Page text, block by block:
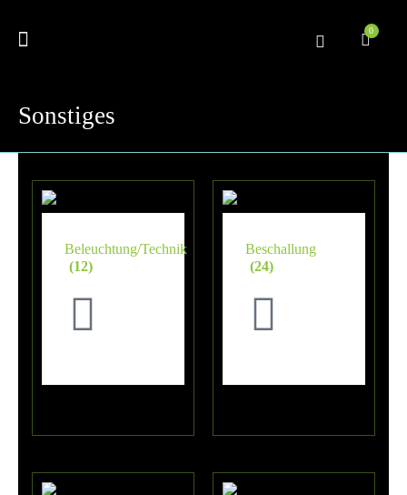
0
Sonstiges
Beleuchtung/Technik
(12)
Beschallung
(24)